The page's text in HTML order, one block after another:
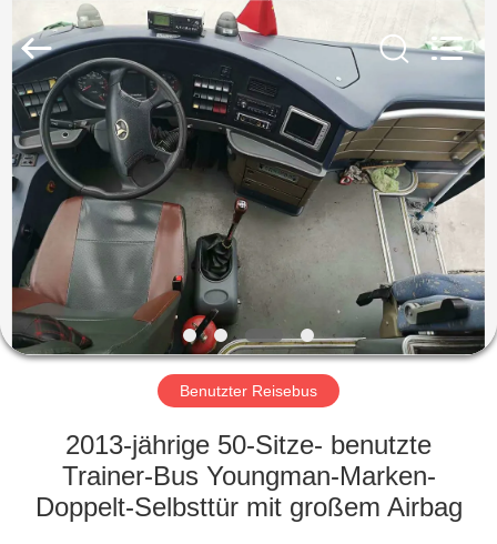
HAUS
PRODUKTE
ÜBER
UNS
FABRIK-
QUALITÄTSKONTROLLE
INDUSTRY
CO.,
LTD..
Rights
Reserved.
Benutzter Reisebus
2013-jährige 50-Sitze- benutzte
Trainer-Bus Youngman-Marken-
Doppelt-Selbsttür mit großem Airbag